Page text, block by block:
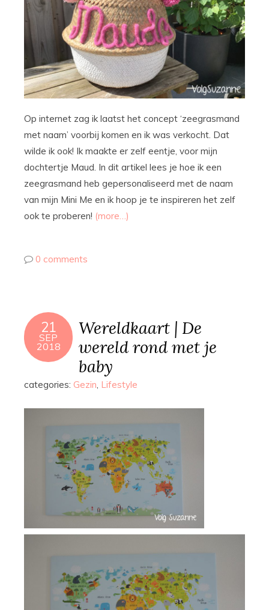
Op internet zag ik laatst het concept ‘zeegrasmand
met naam’ voorbij komen en ik was verkocht. Dat
wilde ik ook! Ik maakte er zelf eentje, voor mijn
dochtertje Maud. In dit artikel lees je hoe ik een
zeegrasmand heb gepersonaliseerd met de naam
van mijn Mini Me en ik hoop je te inspireren het zelf
ook te proberen! (more…)
0 comments
21
SEP
2018
Wereldkaart | De
wereld rond met je
baby
categories: Gezin, Lifestyle